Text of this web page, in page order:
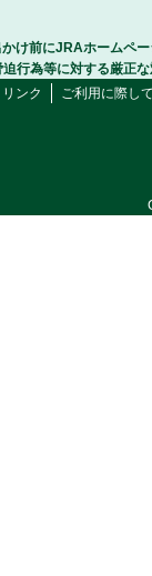
かけ前にJRAホームペ
行為等に対する厳正
リンク ご利用に際し